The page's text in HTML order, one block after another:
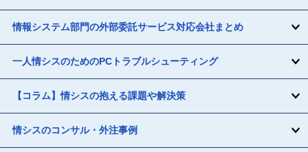
情報システム部門の外部委託サービス対応会社まとめ
一人情シスのためのPCトラブルシューティング
【コラム】情シスの抱える課題や解決策
情シスのコンサル・外注事例